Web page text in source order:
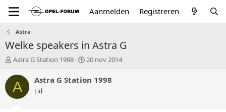
Aanmelden Registreren
Astra
Welke speakers in Astra G
T
p
i
Astra G Station 1998
S
a
20 nov 2014
A Astra G Station 1998
Lid